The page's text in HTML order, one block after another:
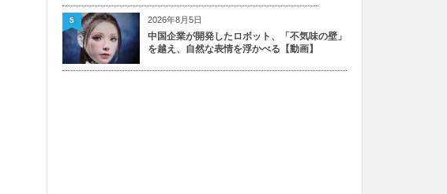
2026年8月5日
中国企業が開発したロボット、「不気味の壁」
を越え、自然な表情を浮かべる【動画】
5